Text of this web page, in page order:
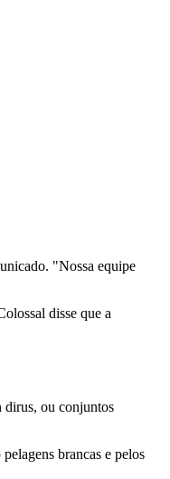
"Nossa equipe
disse que a
dirus, ou conjuntos
brancas e pelos